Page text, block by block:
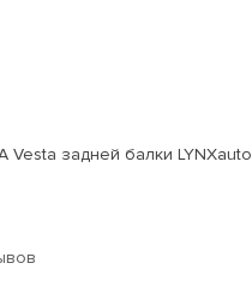
Vesta задней балки LYNXauto